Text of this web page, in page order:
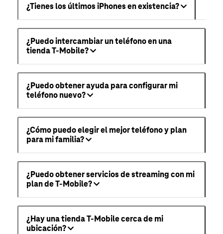
¿Tienes los últimos iPhones en existencia?
¿Puedo intercambiar un teléfono en una
tienda T-Mobile?
¿Puedo obtener ayuda para configurar mi
teléfono nuevo?
¿Cómo puedo elegir el mejor teléfono y plan
para mi familia?
¿Puedo obtener servicios de streaming con mi
plan de T-Mobile?
¿Hay una tienda T-Mobile cerca de mi
ubicación?